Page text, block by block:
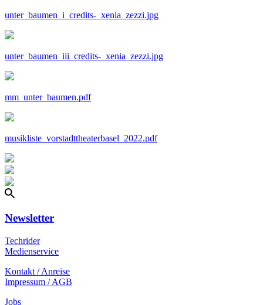
unter_baumen_i_credits-_xenia_zezzi.jpg
unter_baumen_iii_credits-_xenia_zezzi.jpg
mm_unter_baumen.pdf
musikliste_vorstadttheaterbasel_2022.pdf
Newsletter
Techrider
Medienservice
Kontakt / Anreise
Impressum / AGB
Jobs